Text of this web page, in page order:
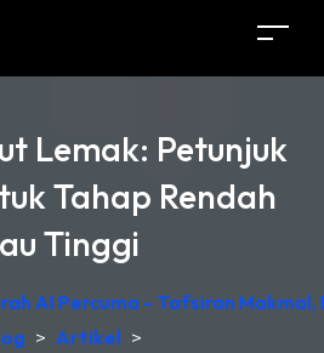
Lemak: Petunjuk
Tahap Rendah
Tinggi
AI Percuma – Tafsiran
> Artikel >